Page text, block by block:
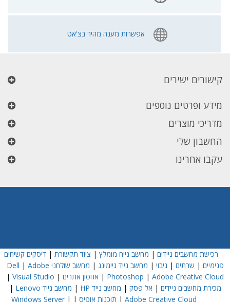
אפשרות מענה מהיר בצ'אט
קישורים ישירים
מידע ופרטים נוספים
מדריכי מוצרים
החשבון שלי
עקבו אחרינו
רכישת מחשבים ניידים | מחשב נייח מומלץ | ציוד תקשורת |דיסקים קשיחים
פנימיים | שרתים | גיבוי | מחשב נייד גיימינג | מחשב שולחני Dell | Adobe
Photoshop | Adobe Creative Cloud
| אחסון אתרים |
Visual Studio
|
מכירת מחשבים ניידים | אל פסק | מחשב נייד HP | מחשב נייד Lenovo
|
Adobe Creative Cloud
| תוכנות אופיס |
Windows Server|